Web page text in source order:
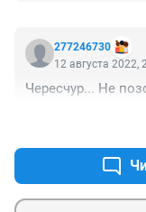
машине. И
вернуть. Не
человек да, он
277246730
12 августа 2022,
Чересчур... Не